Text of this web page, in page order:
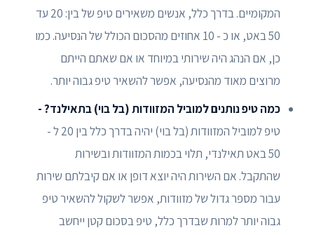
המקומיים. בדרך כלל, אנשים משאירים טיפ של בין: 20 עד
50 באט, או כ - 10 אחוזים מהסכום הכולל של הנסיעה. כמו
כן, אם הנהג היה שירותי במיוחד או אם שאתם הייתם
מרוצים מאוד מהנסיעה, אפשר להשאיר טיפ גבוה יותר.
כמה טיפ נותנים למוביל המזוודות (בל בוי) בתאילנד? -
טיפ למוביל המזוודות (בל בוי) יהיה בדרך כלל בין 20 ל -
50 באט תאילנדי, תלוי בכמות המזוודות ובשירות
שהתקבל. אם השירות היה יוצא דופן או אם קיבלתם שירות
עבור מספר גדול של מזוודות, אפשר לשקול להשאיר טיפ
גבוה יותר למרות שבדרך כלל, טיפ בסכום קטן ייחשב